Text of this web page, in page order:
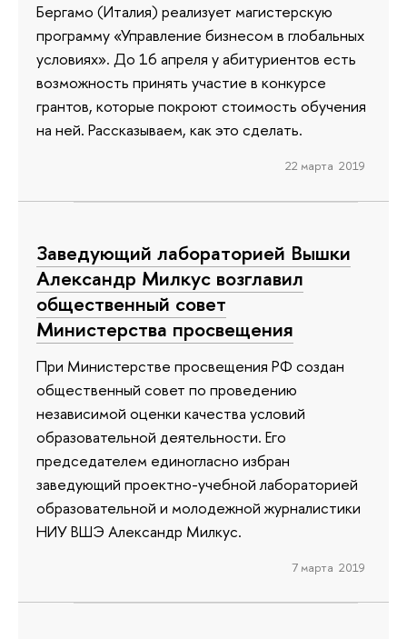
Бергамо (Италия) реализует магистерскую
программу «Управление бизнесом в глобальных
условиях». До 16 апреля у абитуриентов есть
возможность принять участие в конкурсе
грантов, которые покроют стоимость обучения
на ней. Рассказываем, как это сделать.
22 марта 2019
Заведующий лабораторией Вышки
Александр Милкус возглавил
общественный совет
Министерства просвещения
При Министерстве просвещения РФ создан
общественный совет по проведению
независимой оценки качества условий
образовательной деятельности. Его
председателем единогласно избран
заведующий проектно-учебной лабораторией
образовательной и молодежной журналистики
НИУ ВШЭ Александр Милкус.
7 марта 2019